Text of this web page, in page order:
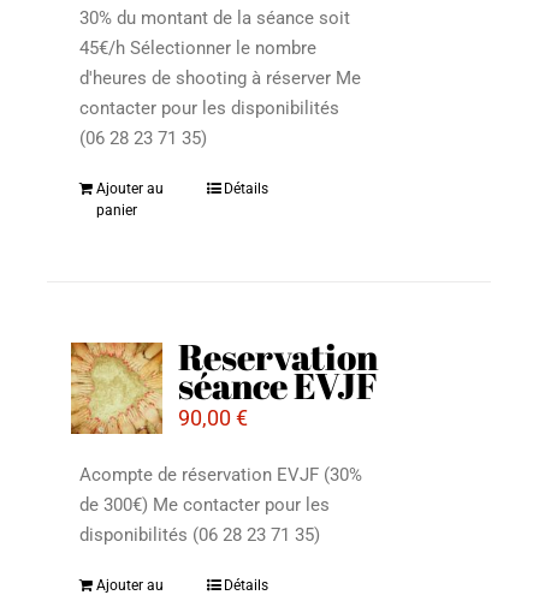
30% du montant de la séance soit
45€/h Sélectionner le nombre
d'heures de shooting à réserver Me
contacter pour les disponibilités
(06 28 23 71 35)
Ajouter au
panier
Détails
Reservation
séance EVJF
90,00€
Acompte de réservation EVJF (30%
de 300€) Me contacter pour les
disponibilités (06 28 23 71 35)
Ajouter au
Détails